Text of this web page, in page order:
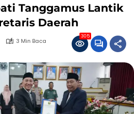
Tanggamus Lantik
Daerah
3 Min Baca
305